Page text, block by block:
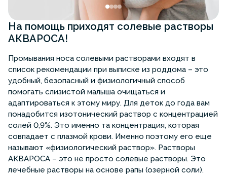
На помощь приходят солевые растворы
АКВАРОСА!
Промывания носа солевыми растворами входят в
список рекомендации при выписке из роддома – это
удобный, безопасный и физиологичный способ
помогать слизистой малыша очищаться и
адаптироваться к этому миру. Для деток до года вам
понадобится изотонический раствор с концентрацией
солей 0,9%. Это именно та концентрация, которая
совпадает с плазмой крови. Именно поэтому его еще
называют «физиологический раствор». Растворы
АКВАРОСА – это не просто солевые растворы. Это
лечебные растворы на основе рапы (озерной соли).